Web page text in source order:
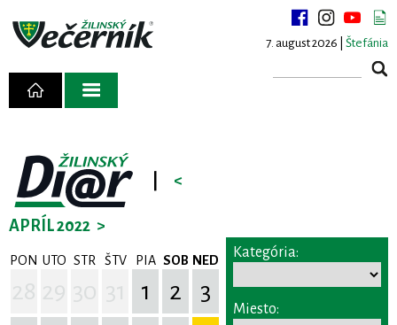
7. august 2026 | Štefánia
<
APRÍL 2022 >
PON UTO STR ŠTV PIA SOB NED
1 2
3
Kategória:
Miesto: